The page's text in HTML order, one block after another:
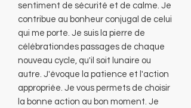
sentiment de sécurité et de calme. Je
contribue au bonheur conjugal de celui
qui me porte. Je suis la pierre de
célébrationdes passages de chaque
nouveau cycle, qu'il soit lunaire ou
autre. J'évoque la patience et l'action
appropriée. Je vous permets de choisir
la bonne action au bon moment. Je